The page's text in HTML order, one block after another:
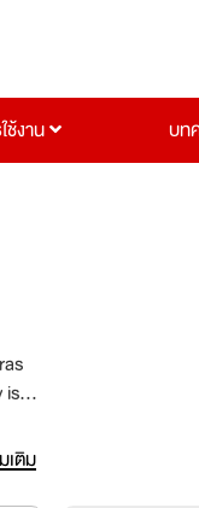
ช้งาน บท
is
เติม